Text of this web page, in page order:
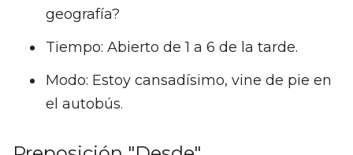
geografía?
Tiempo: Abierto de 1 a 6 de la tarde.
Modo: Estoy cansadísimo, vine de pie en
el autobús.